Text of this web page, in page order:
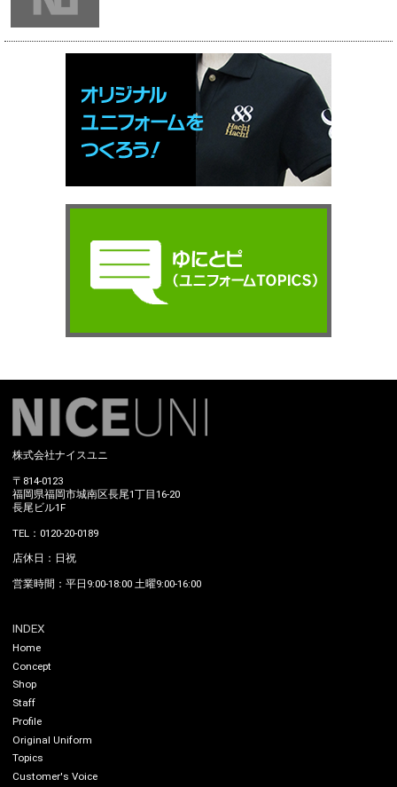
株式会社ナイスユニ
〒814-0123
福岡県福岡市城南区長尾1丁目16-20
長尾ビル1F
TEL：0120-20-0189
店休日：日祝
営業時間：平日9:00-18:00 土曜9:00-16:00
INDEX
Home
Concept
Shop
Staff
Profile
Original Uniform
Topics
Customer's Voice